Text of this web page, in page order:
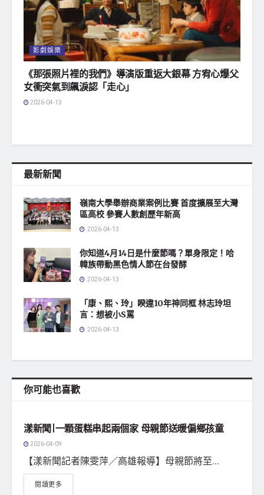
影劇娛樂
《那張照片裡的我們》導演版重返大銀幕 方宥心爆父
女衝突氣到飆淚認「走心」
2026-04-13
最新新聞
嶺南大學舉辦商業案例比賽 首度擴展至大灣
區高校 參賽人數創歷年新高
2026-04-13
你知道4月14日是什麼節嗎？單身限定！哈
韓族帶動黑色情人節在台發酵
2026-04-13
「康、熙、玲」睽違10年神同框 林志玲坦
言：想被小S罵
2026-04-13
你可能也喜歡
漾新聞|一顆蛋糕串起兩個家 母親節送暖偏鄉孩童
2026-04-09
【漾新聞記者陳雯萍／高雄報導】母親節將至...
閱讀更多